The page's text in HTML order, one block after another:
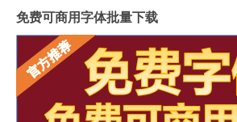
免费可商用字体批量下载